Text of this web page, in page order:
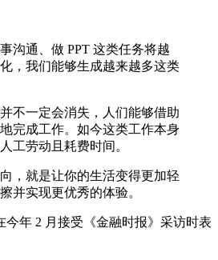
沟通、做 PPT 这类任务将越
，我们能够生成越来越多这类
不一定会消失，人们能够借助
完成工作。如今这类工作本身
工劳动且耗费时间。
，就是让你的生活变得更加轻
并实现更优秀的体验。
今年 2 月接受《金融时报》采访时表